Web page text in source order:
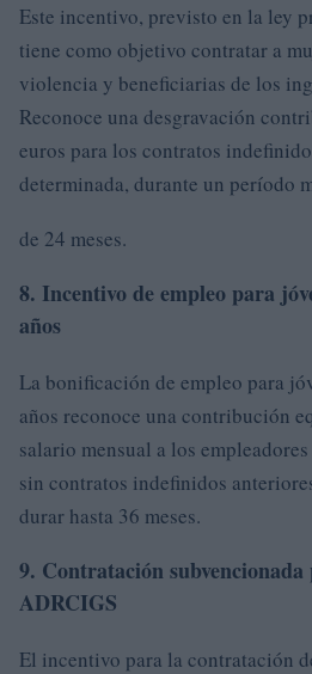
Este incentivo, previsto en la ley
tiene como objetivo contratar a
violencia y beneficiarias de los
Reconoce una desgravación
euros para los contratos
determinada, durante un período
de 24 meses.
8. Incentivo de empleo para
años
La bonificación de empleo para
años reconoce una contribución
salario mensual a los
sin contratos indefinidos
durar hasta 36 meses.
9. Contratación
ADRCIGS
El incentivo para la contratación